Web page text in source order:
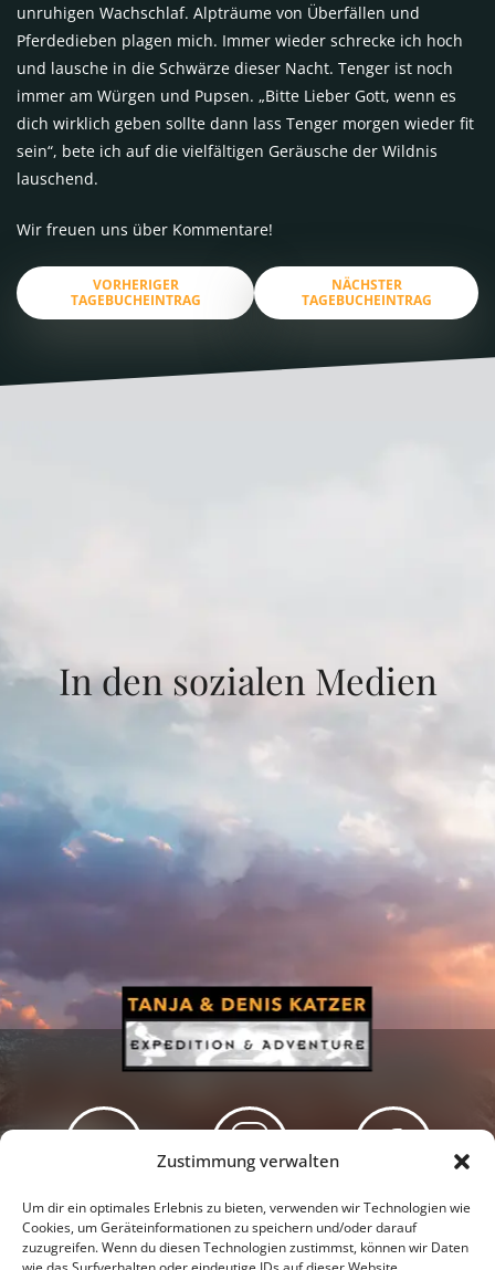
Zustimmung verwalten
Um dir ein optimales Erlebnis zu bieten, verwenden wir Technologien wie
Cookies, um Geräteinformationen zu speichern und/oder darauf
zuzugreifen. Wenn du diesen Technologien zustimmst, können wir Daten
unruhigen Wachschlaf. Alpträume von Überfällen und
Pferdedieben plagen mich. Immer wieder schrecke ich hoch
und lausche in die Schwärze dieser Nacht. Tenger ist noch
immer am Würgen und Pupsen. „Bitte Lieber Gott, wenn es
dich wirklich geben sollte dann lass Tenger morgen wieder fit
sein“, bete ich auf die vielfältigen Geräusche der Wildnis
lauschend.
Wir freuen uns über Kommentare!
VORHERIGER
TAGEBUCHEINTRAG
NÄCHSTER
TAGEBUCHEINTRAG
In den sozialen Medien
Newsletter Podcast Facebook